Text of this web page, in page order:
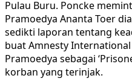
Pulau Buru. Poncke
Pramoedya Ananta Toer
sedikti laporan tentang
buat Amnesty
Pramoedya sebagai
korban yang terinjak.